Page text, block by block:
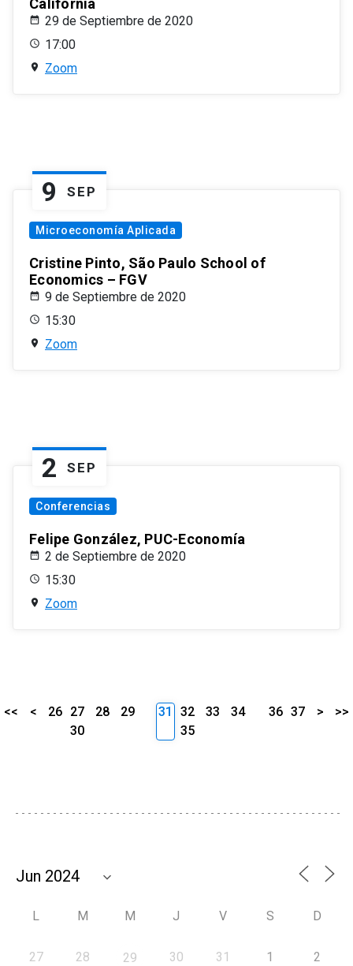
California
29 de Septiembre de 2020
17:00
Zoom
9 SEP
Microeconomía Aplicada
Cristine Pinto, São Paulo School of
Economics – FGV
9 de Septiembre de 2020
15:30
Zoom
2 SEP
Conferencias
Felipe González, PUC-Economía
2 de Septiembre de 2020
15:30
Zoom
<< < 26 27 28
29
30
31 32 33
34
35
36 37 > >>
L M M J V S D
27 28 29 30 31 1 2